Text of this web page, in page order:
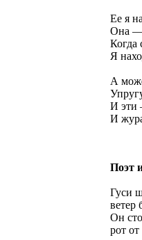
Ее я
Она —
Когда
Я
А
И эти
И
Поэт
Гуси
Он
рот от